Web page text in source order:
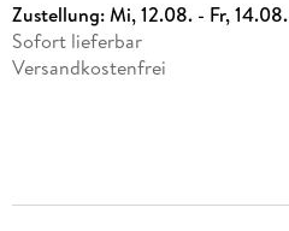
Zustellung:Mi, 12.08. - Fr, 14.08.
Sofort lieferbar
Versandkostenfrei